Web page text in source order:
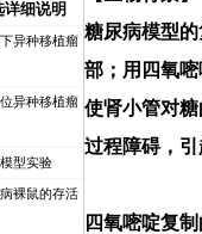
细说明
异种移植瘤
异种移植瘤
型实验
裸鼠的存活
糖尿病模型
部；用四氧嘧
使肾小管对
过程障碍，引
四氧嘧啶复